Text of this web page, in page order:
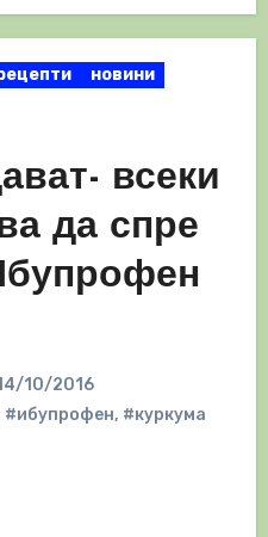
новини
всеки
да спре
10/2016
#ибупрофен, #куркума